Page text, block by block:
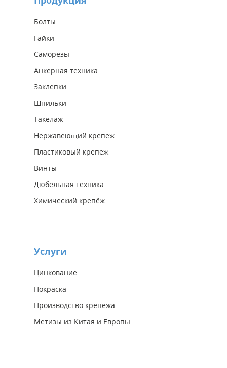
Болты
Гайки
Саморезы
Анкерная техника
Заклепки
Шпильки
Такелаж
Нержавеющий крепеж
Пластиковый крепеж
Винты
Дюбельная техника
Химический крепёж
Услуги
Цинкование
Покраска
Производство крепежа
Метизы из Китая и Европы